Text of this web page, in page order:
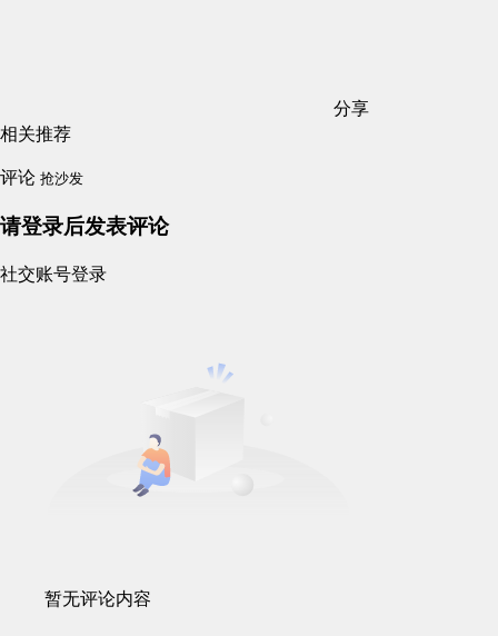
分享
相关推荐
评论 抢沙发
请登录后发表评论
社交账号登录
暂无评论内容